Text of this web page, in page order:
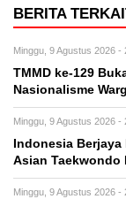
BERITA
Minggu, 9 Agustus 2026 -
TMMD ke-129
Nasionalisme
Minggu, 9 Agustus 2026 -
Indonesia
Asian Taekwondo
Minggu, 9 Agustus 2026 -